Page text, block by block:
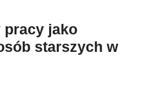
pracy jako
starszych w